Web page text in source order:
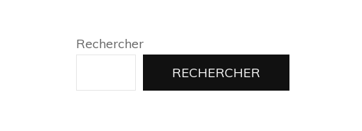
Rechercher
RECHERCHER